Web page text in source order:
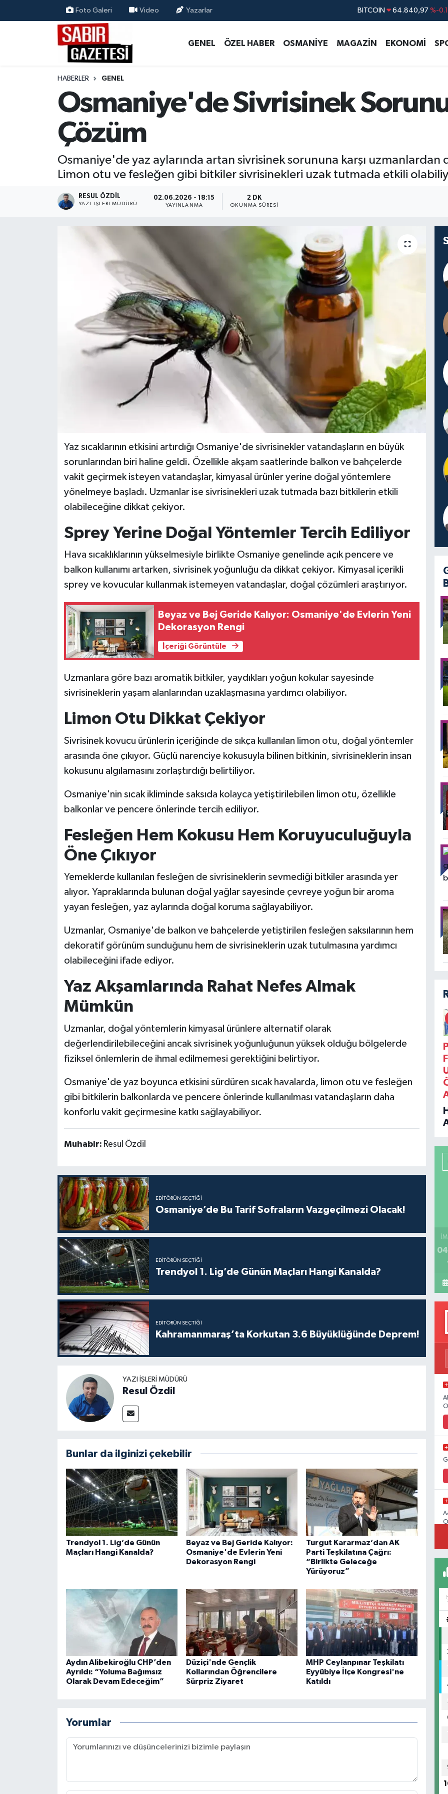
Foto Galeri Video Yazarlar
47,7436
GENEL ÖZEL HABER OSMANİYE MAGAZİN EKONOMİ
HABERLER GENEL
Osmaniye'de Sivrisinek
Çözüm
Osmaniye'de yaz aylarında artan sivrisinek sorununa karşı
Limon otu ve fesleğen gibi bitkiler sivrisinekleri uzak tutmada etkili
RESUL ÖZDIL
YAZI İŞLERI MÜDÜRÜ
02.06.2026 - 18:15
YAYINLANMA
2 DK
OKUNMA SÜRESI
Yaz sıcaklarının etkisini artırdığı Osmaniye'de sivrisinekler vatandaşların en büyük
sorunlarından biri haline geldi. Özellikle akşam saatlerinde balkon ve bahçelerde
vakit geçirmek isteyen vatandaşlar, kimyasal ürünler yerine doğal yöntemlere
yönelmeye başladı. Uzmanlar ise sivrisinekleri uzak tutmada bazı bitkilerin etkili
olabileceğine dikkat çekiyor.
Sprey Yerine Doğal Yöntemler Tercih Ediliyor
Hava sıcaklıklarının yükselmesiyle birlikte Osmaniye genelinde açık pencere ve
balkon kullanımı artarken, sivrisinek yoğunluğu da dikkat çekiyor. Kimyasal içerikli
sprey ve kovucular kullanmak istemeyen vatandaşlar, doğal çözümleri araştırıyor.
Beyaz ve Bej Geride Kalıyor: Osmaniye'de Evlerin Yeni
Dekorasyon Rengi
İçeriği Görüntüle
Uzmanlara göre bazı aromatik bitkiler, yaydıkları yoğun kokular sayesinde
sivrisineklerin yaşam alanlarından uzaklaşmasına yardımcı olabiliyor.
Limon Otu Dikkat Çekiyor
Sivrisinek kovucu ürünlerin içeriğinde de sıkça kullanılan limon otu, doğal yöntemler
arasında öne çıkıyor. Güçlü narenciye kokusuyla bilinen bitkinin, sivrisineklerin insan
kokusunu algılamasını zorlaştırdığı belirtiliyor.
Osmaniye'nin sıcak ikliminde saksıda kolayca yetiştirilebilen limon otu, özellikle
balkonlar ve pencere önlerinde tercih ediliyor.
Fesleğen Hem Kokusu Hem Koruyuculuğuyla
Öne Çıkıyor
Yemeklerde kullanılan fesleğen de sivrisineklerin sevmediği bitkiler arasında yer
alıyor. Yapraklarında bulunan doğal yağlar sayesinde çevreye yoğun bir aroma
yayan fesleğen, yaz aylarında doğal koruma sağlayabiliyor.
Uzmanlar, Osmaniye'de balkon ve bahçelerde yetiştirilen fesleğen saksılarının hem
dekoratif görünüm sunduğunu hem de sivrisineklerin uzak tutulmasına yardımcı
olabileceğini ifade ediyor.
Yaz Akşamlarında Rahat Nefes Almak
Mümkün
Uzmanlar, doğal yöntemlerin kimyasal ürünlere alternatif olarak
değerlendirilebileceğini ancak sivrisinek yoğunluğunun yüksek olduğu bölgelerde
fiziksel önlemlerin de ihmal edilmemesi gerektiğini belirtiyor.
Osmaniye'de yaz boyunca etkisini sürdüren sıcak havalarda, limon otu ve fesleğen
gibi bitkilerin balkonlarda ve pencere önlerinde kullanılması vatandaşların daha
konforlu vakit geçirmesine katkı sağlayabiliyor.
Muhabir: Resul Özdil
EDITÖRÜN SEÇTIĞI
Osmaniye’de Bu Tarif Sofraların Vazgeçilmezi Olacak!
EDITÖRÜN SEÇTIĞI
Trendyol 1. Lig’de Günün Maçları Hangi Kanalda?
EDITÖRÜN SEÇTIĞI
Kahramanmaraş’ta Korkutan 3.6 Büyüklüğünde Deprem!
YAZI İŞLERI MÜDÜRÜ
Resul Özdil
Bunlar da ilginizi çekebilir
Trendyol 1. Lig’de Günün
Maçları Hangi Kanalda?
Beyaz ve Bej Geride Kalıyor:
Osmaniye'de Evlerin Yeni
Dekorasyon Rengi
Turgut Kararmaz’dan AK
Parti Teşkilatına Çağrı:
“Birlikte Geleceğe
Yürüyoruz”
Aydın Alibekiroğlu CHP’den
Ayrıldı: “Yoluma Bağımsız
Olarak Devam Edeceğim”
Düziçi'nde Gençlik
Kollarından Öğrencilere
Sürpriz Ziyaret
MHP Ceylanpınar Teşkilatı
Eyyübiye İlçe Kongresi'ne
Katıldı
Yorumlar
ÖZEL HABER
MAGAZİN
EKONOMİ
RESMİ İLANLAR
Osmaniye Nöbetçi Eczaneler
Osmaniye Hava Durumu
Osmaniye Trafik Yoğunluk Haritası
Süper Lig Puan Durumu ve Fikstür
Tüm Manşetler
Son Dakika Haberleri
Haber Arşivi